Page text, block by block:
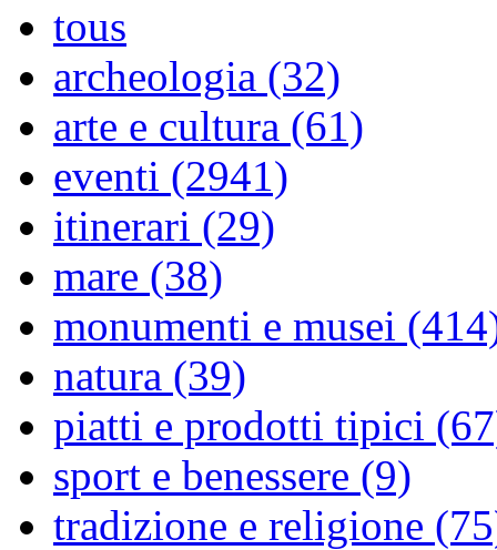
tous
archeologia (32)
arte e cultura (61)
eventi (2941)
itinerari (29)
mare (38)
monumenti e musei
natura (39)
piatti e prodotti tipici
sport e benessere (9)
tradizione e religione